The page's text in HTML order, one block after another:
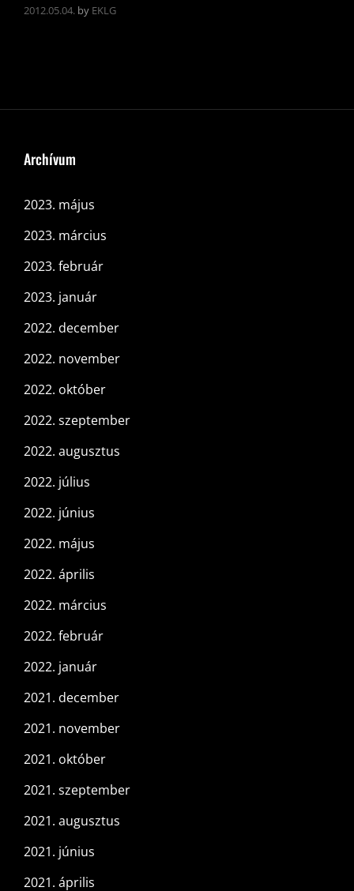
2012.05.04. by EKLG
Archívum
2023. május
2023. március
2023. február
2023. január
2022. december
2022. november
2022. október
2022. szeptember
2022. augusztus
2022. július
2022. június
2022. május
2022. április
2022. március
2022. február
2022. január
2021. december
2021. november
2021. október
2021. szeptember
2021. augusztus
2021. június
2021. április